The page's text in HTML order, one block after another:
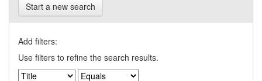
Start a new search
Add filters:
Use filters to refine the search results.